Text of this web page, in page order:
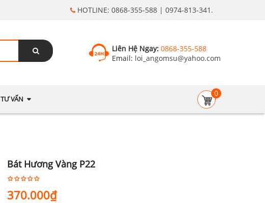
HOTLINE: 0868-355-588 | 0974-813-341.
Liên Hệ Ngay: 0868-355-588
Email: loi_angomsu@yahoo.com
TƯ VẤN
0
Bát Hương Vàng P22
370.000₫